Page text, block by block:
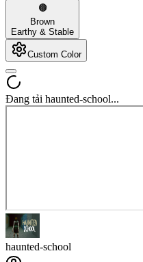
🟤
Brown
Earthy & Stable
Custom Color
Đang tải haunted-school...
haunted-school